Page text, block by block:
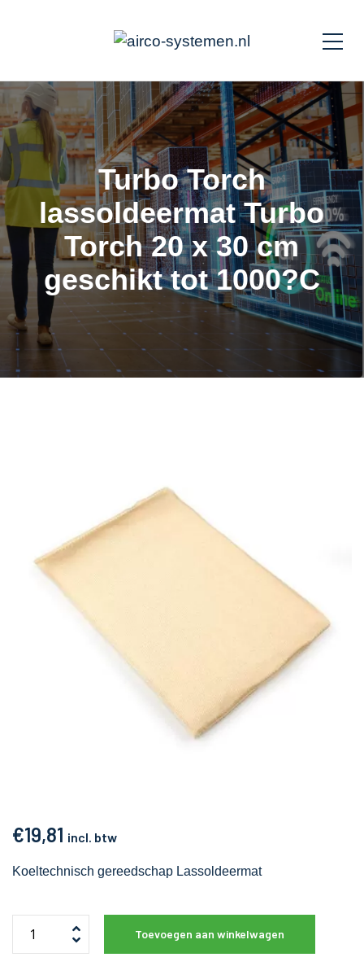
Turbo Torch
lassoldeermat Turbo
Torch 20 x 30 cm
geschikt tot 1000?C
€19,81 incl. btw
Koeltechnisch gereedschap Lassoldeermat
Toevoegen aan winkelwagen